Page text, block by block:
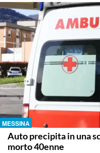
MESSINA
Auto precipita in una
morto 40enne